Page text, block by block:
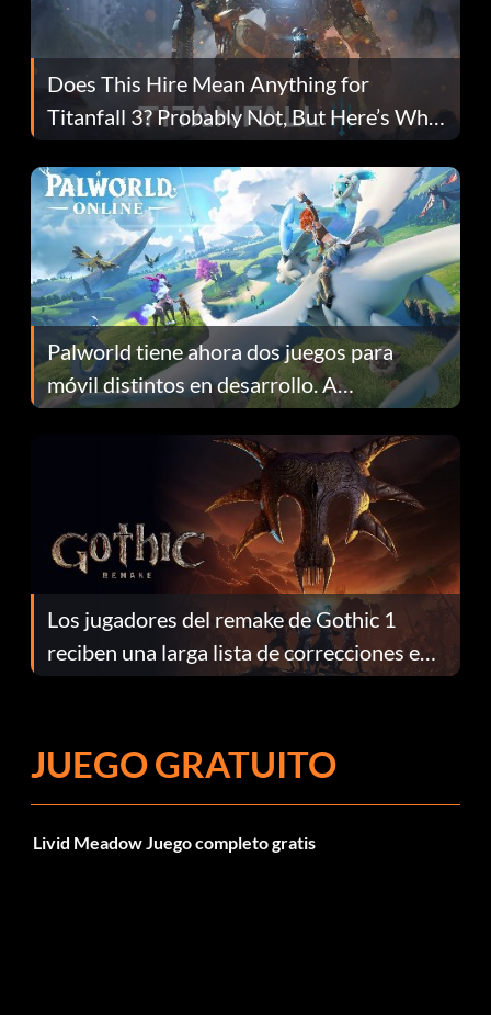
Does This Hire Mean Anything for
Titanfall 3? Probably Not, But Here’s Why
Fans Are Hopeful
Palworld tiene ahora dos juegos para
móvil distintos en desarrollo. A
continuación te explicamos por qué.
Los jugadores del remake de Gothic 1
reciben una larga lista de correcciones en
el parche 1.0.4
JUEGO GRATUITO
Livid Meadow Juego completo gratis